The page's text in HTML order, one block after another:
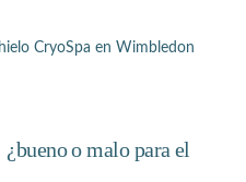
o malo para el